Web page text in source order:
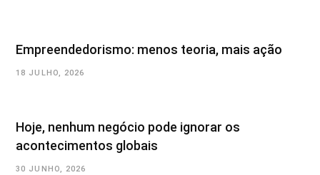
Empreendedorismo: menos teoria, mais ação
18 JULHO, 2026
Hoje, nenhum negócio pode ignorar os
acontecimentos globais
30 JUNHO, 2026